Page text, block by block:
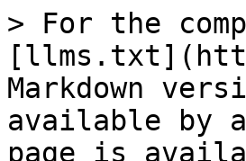
> For the
Markdown
available by
page is